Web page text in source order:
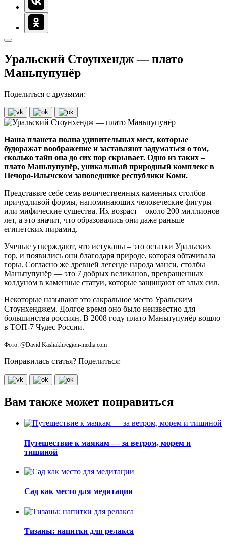
Уральский Стоунхендж — плато
Маньпупунёр
Поделиться с друзьями:
Наша планета полна удивительных мест, которые
будоражат воображение и заставляют задуматься о том,
сколько тайн она до сих пор скрывает. Одно из таких –
плато Маньпупунёр, уникальный природный комплекс в
Печоро-Илычском заповеднике республики Коми.
Представьте себе семь величественных каменных столбов
причудливой формы, напоминающих человеческие фигуры
или мифические существа. Их возраст – около 200 миллионов
лет, а это значит, что образовались они даже раньше
египетских пирамид.
Ученые утверждают, что истуканы – это остатки Уральских
гор, и появились они благодаря природе, которая обтачивала
горы. Согласно же древней легенде народа манси, столбы
Маньпупунёр — это 7 добрых великанов, превращенных
колдуном в каменные статуи, которые защищают от злых сил.
Некоторые называют это сакральное место Уральским
Стоунхенджем. Долгое время оно было неизвестно для
большинства россиян. В 2008 году плато Маньпупунёр вошло
в ТОП-7 Чудес России.
Фото: @David Kashakhi/egion-media.com
Понравилась статья? Поделиться:
Вам также может понравиться
Путешествие к маякам — за ветром, морем и
тишиной
Сад как место для медитации
Тизаны: напитки для релакса